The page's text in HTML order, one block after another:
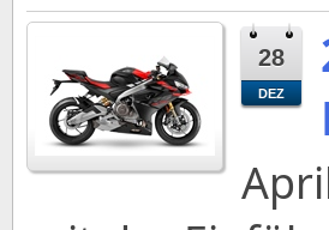
28
DEZ